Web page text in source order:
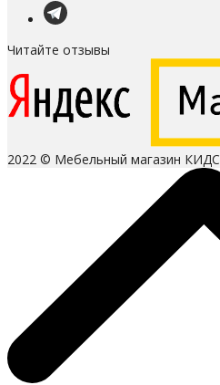
Читайте отзывы
2022 © Мебельный магазин КИДС